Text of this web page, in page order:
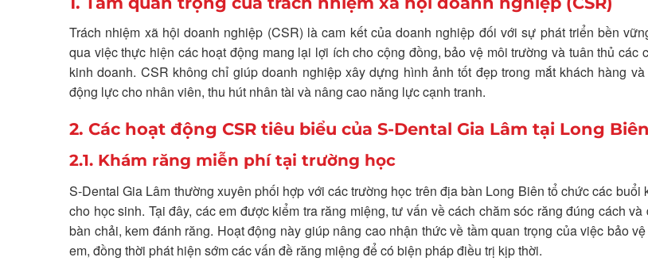
Trách nhiệm xã hội doanh nghiệp (CSR) là cam kết của doanh nghiệp đối với sự phát triển bền
qua việc thực hiện các hoạt động mang lại lợi ích cho cộng đồng, bảo vệ môi trường và tuân thủ các
kinh doanh. CSR không chỉ giúp doanh nghiệp xây dựng hình ảnh tốt đẹp trong mắt khách hàng
động lực cho nhân viên, thu hút nhân tài và nâng cao năng lực cạnh tranh.
2. Các hoạt động CSR tiêu biểu của S-Dental Gia Lâm tại Long Biên
2.1. Khám răng miễn phí tại trường học
S-Dental Gia Lâm thường xuyên phối hợp với các trường học trên địa bàn Long Biên tổ chức các buổi
cho học sinh. Tại đây, các em được kiểm tra răng miệng, tư vấn về cách chăm sóc răng đúng cách
bàn chải, kem đánh răng. Hoạt động này giúp nâng cao nhận thức về tầm quan trọng của việc bảo
em, đồng thời phát hiện sớm các vấn đề răng miệng để có biện pháp điều trị kịp thời.